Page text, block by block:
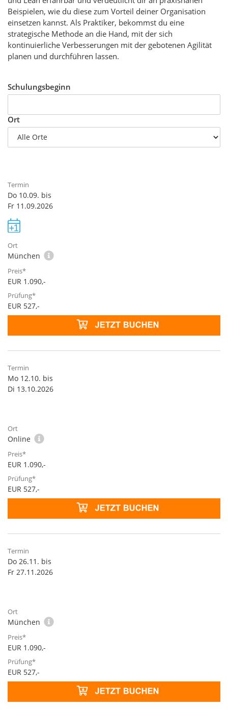
Beispielen, wie du diese zum Vorteil deiner Organisation
einsetzen kannst. Als Praktiker, bekommst du eine
strategische Methode an die Hand, mit der sich
kontinuierliche Verbesserungen mit der gebotenen Agilität
planen und durchführen lassen.
Schulungsbeginn
Ort
Do 10.09. bis
Fr 11.09.2026
München
EUR 1.090,-
EUR 527,-
Mo 12.10. bis
Di 13.10.2026
Online
EUR 1.090,-
EUR 527,-
Do 26.11. bis
Fr 27.11.2026
München
EUR 1.090,-
EUR 527,-